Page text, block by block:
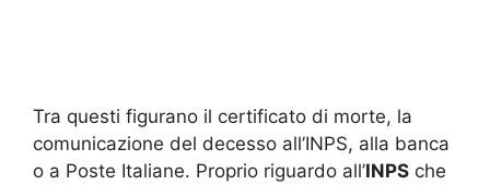
Tra questi figurano il certificato di morte, la
comunicazione del decesso all’INPS, alla banca
o a Poste Italiane. Proprio riguardo all’INPS che